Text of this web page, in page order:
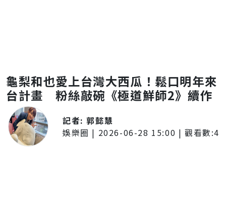
龜梨和也愛上台灣大西瓜！鬆口明年來
台計畫 粉絲敲碗《極道鮮師2》續作
記者:郭懿慧
娛樂圈 | 2026-06-28 15:00 | 觀看數:4